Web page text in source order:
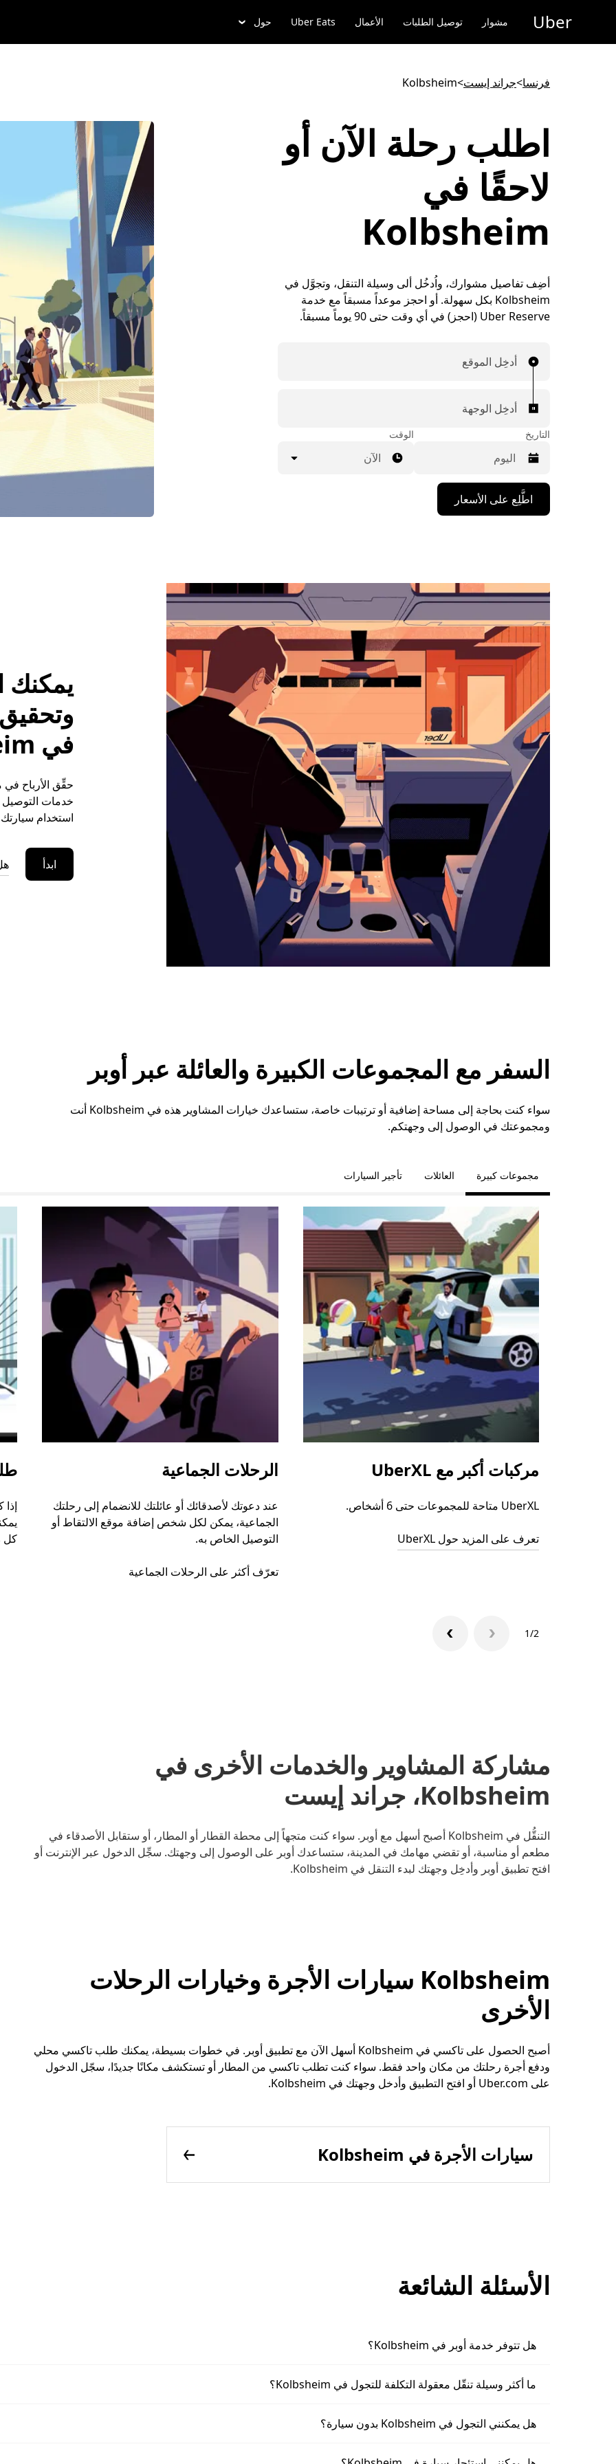
المحتوى
Uber مشوار توصيل الطلبات الأعمال Uber Eats حول
فرنسا>جراند إيست>
Kolbsheim
اطلب رحلة الآن أو
لاحقًا في
Kolbsheim
أضِف تفاصيل مشوارك، واُدخُل ألى وسيلة التنقل، وتجوَّل في
Kolbsheim بكل سهولة. أو احجز موعداً مسبقاً مع خدمة
Uber Reserve (احجز) في أي وقت حتى 90 يوماً مسبقاً.
أدخِل الموقع
أدخِل الوجهة
التاريخ
اضغط
على
مفتاح
التقويم
واختيار
اضغط
زر
الخروج
التقويم.
الوقت
الآن
اطَّلِع على الأسعار
يمكنك
في Kolbsheim
خدمات التوصيل
استخدام
ابدأ
السفر مع المجموعات الكبيرة والعائلة عبر أوبر
سواء كنت بحاجة إلى مساحة إضافية أو ترتيبات خاصة، ستساعدك خيارات المشاوير هذه في Kolbsheim أنت
ومجموعتك في الوصول إلى وجهتكم.
مجموعات كبيرة العائلات تأجير السيارات
مركبات أكبر مع UberXL
UberXL متاحة للمجموعات حتى 6 أشخاص.
تعرف على المزيد حول UberXL
الرحلات الجماعية
عند دعوتك لأصدقائك أو عائلتك للانضمام إلى رحلتك
الجماعية، يمكن لكل شخص إضافة موقع الالتقاط أو
التوصيل الخاص به.
تعرّف أكثر على الرحلات الجماعية
كل
1/2
مشاركة المشاوير والخدمات الأخرى في
Kolbsheim، جراند إيست
التنقُّل في Kolbsheim أصبح أسهل مع أوبر. سواء كنت متجهاً إلى محطة القطار أو المطار، أو ستقابل الأصدقاء في
مطعم أو مناسبة، أو تقضي مهامك في المدينة، ستساعدك أوبر على الوصول إلى وجهتك. سجِّل الدخول عبر الإنترنت أو
افتح تطبيق أوبر وأدخِل وجهتك لبدء التنقل في Kolbsheim.
Kolbsheim سيارات الأجرة وخيارات الرحلات
الأخرى
أصبح الحصول على تاكسي في Kolbsheim أسهل الآن مع تطبيق أوبر. في خطوات بسيطة، يمكنك طلب تاكسي محلي
ودفع أجرة رحلتك من مكان واحد فقط. سواء كنت تطلب تاكسي من المطار أو تستكشف مكانًا جديدًا، سجّل الدخول
على Uber.com أو افتح التطبيق وأدخل وجهتك في Kolbsheim.
سيارات الأجرة في Kolbsheim
الأسئلة الشائعة
هل تتوفر خدمة أوبر في Kolbsheim؟
ما أكثر وسيلة تنقّل معقولة التكلفة للتجول في Kolbsheim؟
هل يمكنني التجول في Kolbsheim بدون سيارة؟